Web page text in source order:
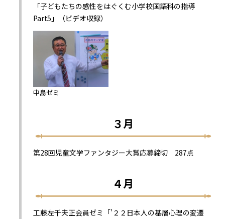
「子どもたちの感性をはぐくむ小学校国語科の指導
Part5」（ビデオ収録）
中島ゼミ
３月
第28回児童文学ファンタジー大賞応募締切 287点
４月
工藤左千夫正会員ゼミ「’２２日本人の基層心理の変遷